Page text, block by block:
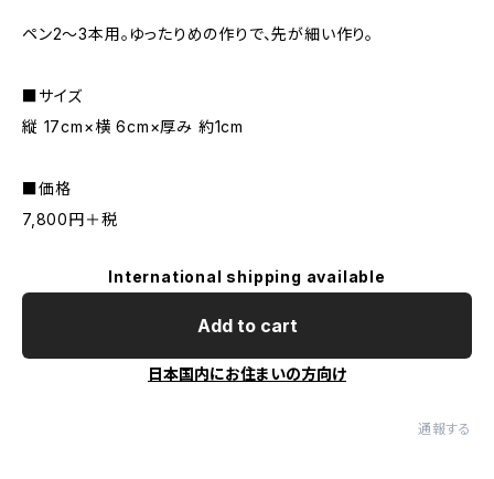
ペン2〜3本用。ゆったりめの作りで、先が細い作り。
■サイズ
縦 17cm×横 6cm×厚み 約1cm
■価格
7,800円＋税
International shipping available
Add to cart
日本国内にお住まいの方向け
通報する